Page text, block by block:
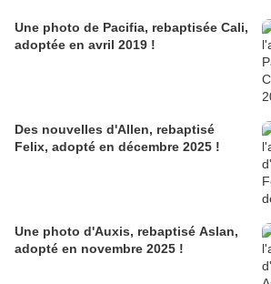
Une photo de Pacifia, rebaptisée Cali,
adoptée en avril 2019 !
Des nouvelles d'Allen, rebaptisé
Felix, adopté en décembre 2025 !
Une photo d'Auxis, rebaptisé Aslan,
adopté en novembre 2025 !